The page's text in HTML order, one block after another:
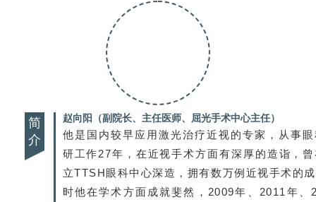
简
介
赵向阳 （副院长、主任医师、屈光手术中心主任）
他是国内较早应用激光治疗近视的专家，从事
研工作27年，在近视手术方面有深厚的造诣，
立TTSH眼科中心深造，拥有数万例近视手术的
时他在学术方面成就斐然，2009年、2011年、